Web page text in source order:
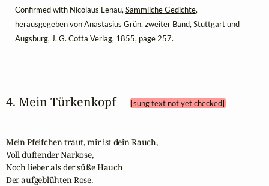
Confirmed with Nicolaus Lenau, Sämmliche Gedichte,
herausgegeben von Anastasius Grün, zweiter Band, Stuttgart und
Augsburg, J. G. Cotta Verlag, 1855, page 257.
4. Mein Türkenkopf [sung text not yet checked]
Mein Pfeifchen traut, mir ist dein Rauch,
Voll duftender Narkose,
Noch lieber als der süße Hauch
Der aufgeblühten Rose.